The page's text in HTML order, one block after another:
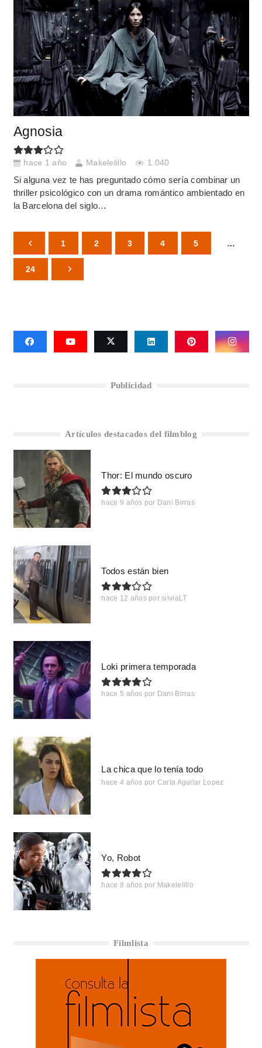
Agnosia
hace 1 año Makelelillo 1.040
Si alguna vez te has preguntado cómo sería combinar un
thriller psicológico con un drama romántico ambientado en
la Barcelona del siglo…
1 2 3 4 5 …
24
Publicidad
Artículos destacados del filmblog
Thor: El mundo oscuro
hace 9 años por Dani Birras
Todos están bien
hace 12 años por silviaLT
Loki primera temporada
hace 5 años por Dani Birras
La chica que lo tenía todo
hace 4 años por Carla Aguilar Lopez
Yo, Robot
hace 8 años por Makelelillo
Filmlista